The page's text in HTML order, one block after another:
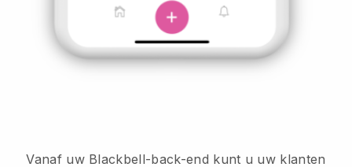
Vanaf uw Blackbell-back-end kunt u uw klanten